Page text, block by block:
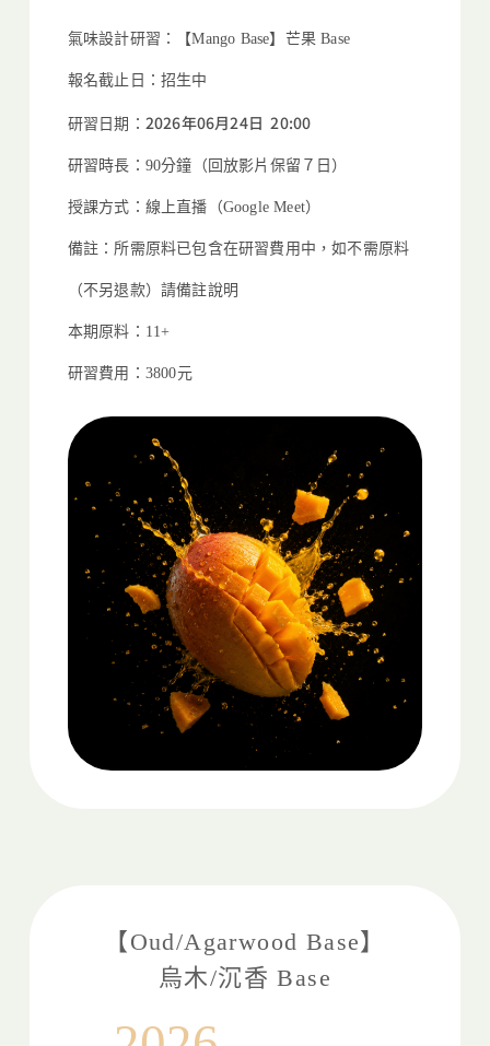
氣味設計研習：【Mango Base】芒果 Base
報名截止日：招生中
研習日期： 2026年06月24日 20:00
研習時長：90分鐘（回放影片保留７日）
授課方式：線上直播（Google Meet）
備註：所需原料已包含在研習費用中，如不需原料
（不另退款）請備註說明
本期原料：11+
研習費用：3800元
【 Oud/Agarwood Base】
烏木/沉香 Base